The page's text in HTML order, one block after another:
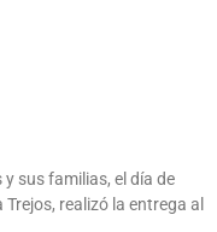
sus familias, el día de
realizó la entrega al